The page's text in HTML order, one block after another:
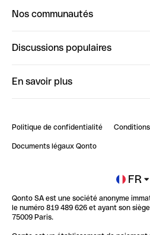
Nos communautés
ClubQonto
Discussions populaires
Impact de l'IA sur les carrières/
En savoir plus
Blog
Newsroom
Glossaire finance
Politique de confidentialité
Documents légaux Qonto
FR
Qonto SA est une société anonyme
le numéro 819 489 626 et ayant son
75009 Paris.